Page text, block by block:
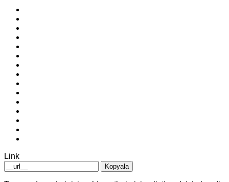
Link
Kopyala